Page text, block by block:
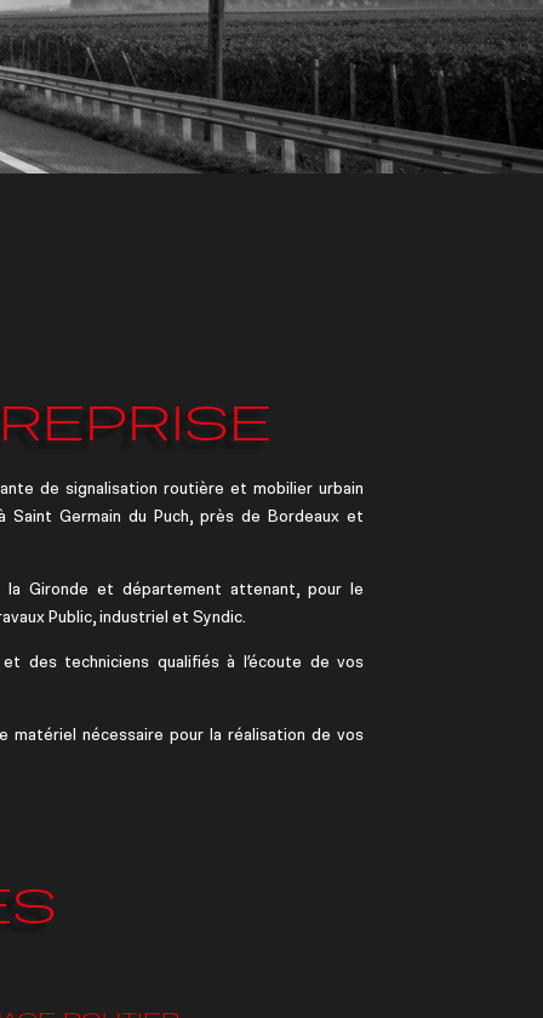
de signalisation routière et mobilier urbain
Germain du Puch, près de Bordeaux et
la Gironde et département attenant, pour le
Public, industriel et Syndic.
des techniciens qualifiés à l’écoute de vos
matériel nécessaire pour la réalisation de vos